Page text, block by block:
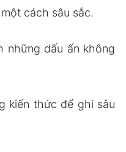
cách sâu sắc.
những dấu ấn không
kiến thức để ghi sâu